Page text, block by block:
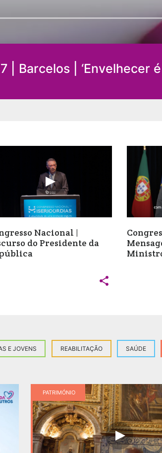
| Barcelos | ‘Envelhecer
Nacional |
do Presidente da

E JOVENS REABILITAÇÃO SAÚDE
PATRIMÓNIO